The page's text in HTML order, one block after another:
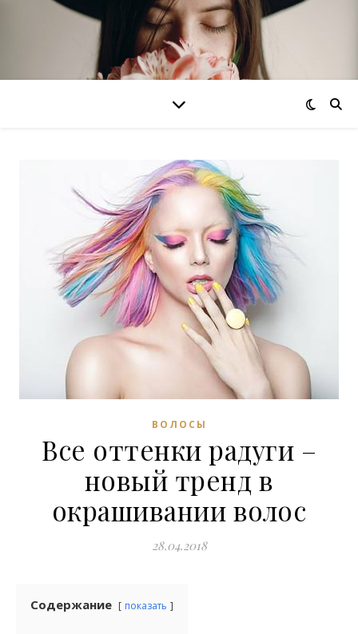
ВОЛОСЫ
Все оттенки радуги –
новый тренд в
окрашивании волос
28.04.2018
Содержание показать